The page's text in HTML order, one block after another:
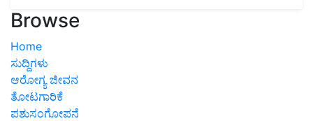
Browse
Home
ಸುದ್ದಿಗಳು
ಆರೋಗ್ಯ ಜೀವನ
ತೋಟಗಾರಿಕೆ
ಪಶುಸಂಗೋಪನೆ